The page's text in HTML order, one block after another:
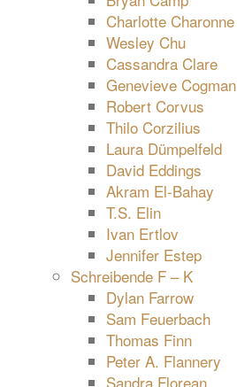
Charlotte Charonne
Wesley Chu
Cassandra Clare
Genevieve Cogman
Robert Corvus
Thilo Corzilius
Laura Dümpelfeld
David Eddings
Akram El-Bahay
T.S. Elin
Ivan Ertlov
Jennifer Estep
Schreibende F – K
Dylan Farrow
Sam Feuerbach
Thomas Finn
Peter A. Flannery
Sandra Florean